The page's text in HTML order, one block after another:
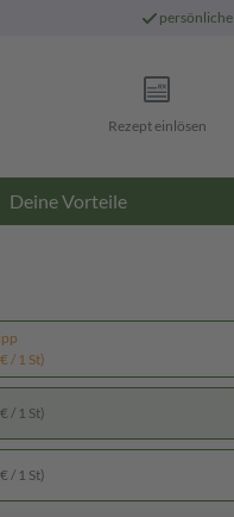
persönliche
Rezept einlösen
Deine Vorteile
/ 1 St)
/ 1 St)
/ 1 St)